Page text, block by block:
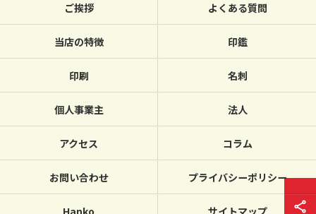
ご挨拶 よくある質問
当店の特徴 印鑑
印刷 名刺
個人事業主 法人
アクセス コラム
お問い合わせ プライバシーポリシー
Hanko サイトマップ